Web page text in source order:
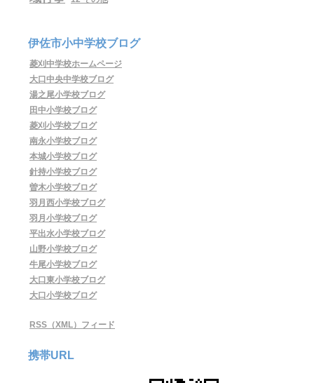
伊佐市小中学校ブログ
菱刈中学校ホームページ
大口中央中学校ブログ
湯之尾小学校ブログ
田中小学校ブログ
菱刈小学校ブログ
南永小学校ブログ
本城小学校ブログ
針持小学校ブログ
曽木小学校ブログ
羽月西小学校ブログ
羽月小学校ブログ
平出水小学校ブログ
山野小学校ブログ
牛尾小学校ブログ
大口東小学校ブログ
大口小学校ブログ
RSS（XML）フィード
携帯URL